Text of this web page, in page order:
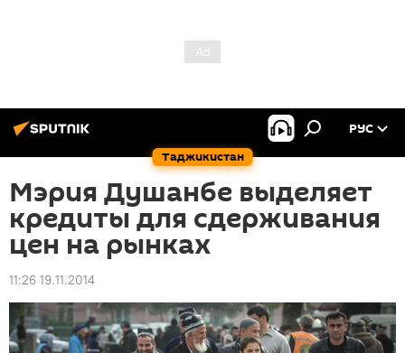
Таджикистан
РУС
Мэрия Душанбе выделяет
кредиты для сдерживания
цен на рынках
11:26 19.11.2014